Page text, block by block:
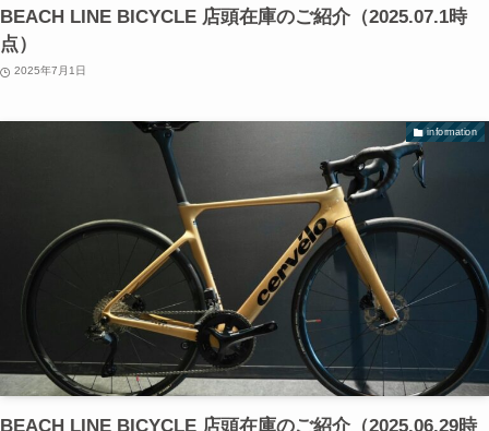
BEACH LINE BICYCLE 店頭在庫のご紹介（2025.07.1時
点）
2025年7月1日
information
BEACH LINE BICYCLE 店頭在庫のご紹介（2025.06.29時